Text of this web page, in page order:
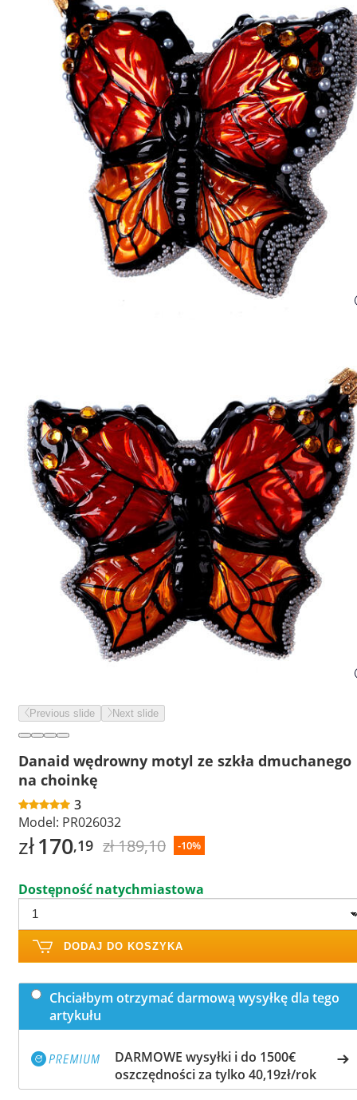
Previous slide Next slide
Danaid wędrowny motyl ze szkła dmuchanego
na choinkę
3
Model: PR026032
zł170,19 zł 189,10 -10%
Dostępność natychmiastowa
DODAJ DO KOSZYKA
Chciałbym otrzymać darmową wysyłkę dla tego
artykułu
DARMOWE wysyłki i do 1500€
oszczędności za tylko 40,19zł/rok